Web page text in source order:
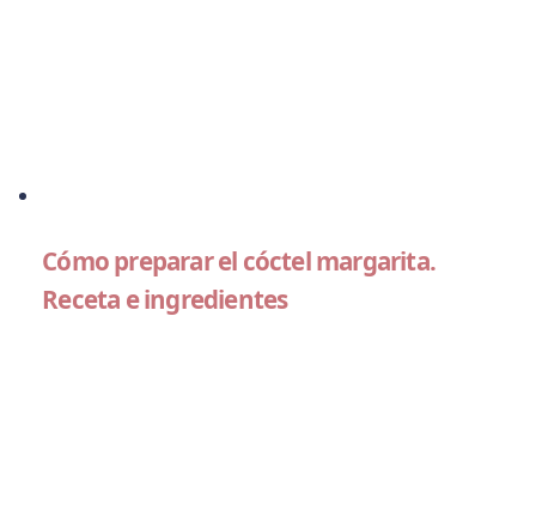
Cómo preparar el cóctel margarita.
Receta e ingredientes